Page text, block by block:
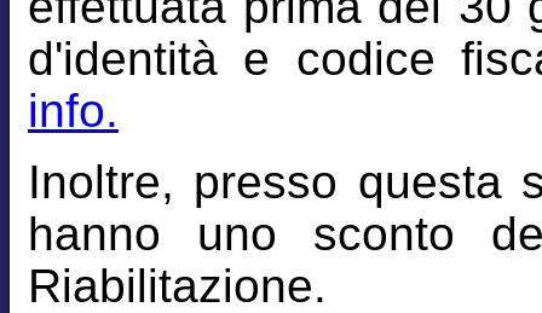
d'identità e codice
info.
Inoltre, presso questa
hanno uno sconto
Riabilitazione.